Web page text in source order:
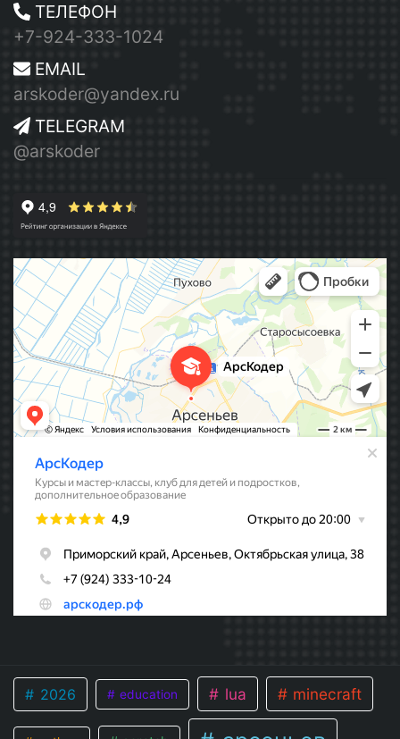
ТЕЛЕФОН
+7-924-333-1024
EMAIL
arskoder@yandex.ru
TELEGRAM
@arskoder
2026 education lua minecraft